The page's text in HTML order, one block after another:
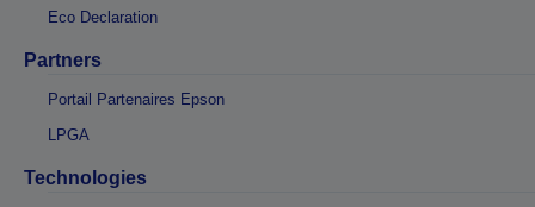
Eco Declaration
Partners
Portail Partenaires Epson
LPGA
Technologies